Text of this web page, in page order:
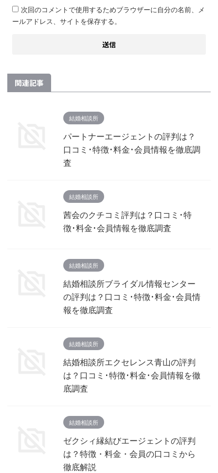
次回のコメントで使用するためブラウザーに自分の名前、メ
ールアドレス、サイトを保存する。
関連記事
結婚相談所
パートナーエージェントの評判は？
口コミ･特徴･料金･会員情報を徹底調
査
結婚相談所
茜会のクチコミ評判は？口コミ･特
徴･料金･会員情報を徹底調査
結婚相談所
結婚相談所ブライダル情報センター
の評判は？口コミ･特徴･料金･会員情
報を徹底調査
結婚相談所
結婚相談所エクセレンス青山の評判
は？口コミ･特徴･料金･会員情報を徹
底調査
結婚相談所
ゼクシィ縁結びエージェントの評判
は？特徴・料金・会員の口コミから
徹底解説